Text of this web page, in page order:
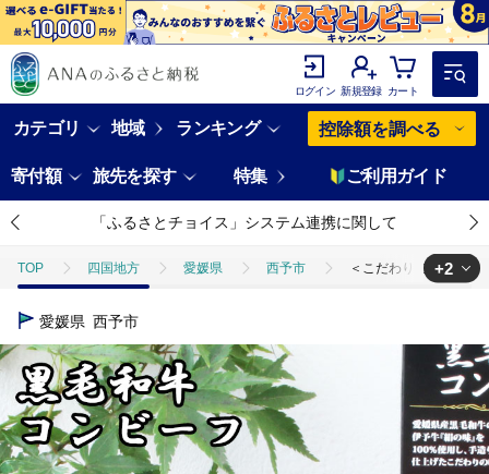
ログイン 新規登録 カート
カテゴリ 地域 ランキング 控除額を調べる
寄付額 旅先を探す 特集 ご利用ガイド
「ふるさとチョイス」システム連携に関して
TOP 四国地方 愛媛県 西予市 ＜こだわり缶詰 黒毛
TOP
TOP 加工食品 缶詰・瓶詰 ＜こだわ
+2
愛媛県 西予市